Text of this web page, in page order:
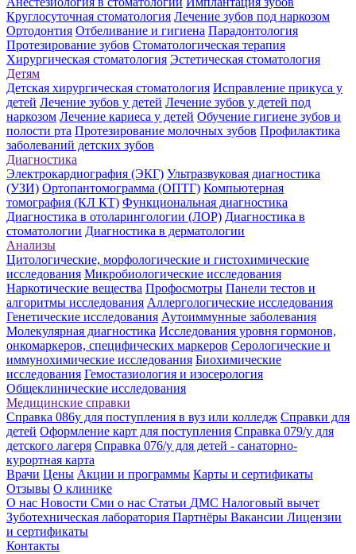
Круглосуточная стоматология Лечение зубов под наркозом
Ортодонтия Отбеливание и гигиена Парадонтология
Протезирование зубов Стоматологическая терапия
Хирургическая стоматология Эстетическая стоматология
Детям
Детская хирургическая стоматология Исправление прикуса у
детей Лечение зубов у детей Лечение зубов у детей под
наркозом Лечение кариеса у детей Обучение гигиене зубов и
полости рта Протезирование молочных зубов Профилактика
заболеваний детских зубов
Диагностика
Электрокардиография (ЭКГ) Ультразвуковая диагностика
(УЗИ) Ортопантомограмма (ОПТГ) Компьютерная
томография (КЛ КТ) Функциональная диагностика
Диагностика в отоларингологии (ЛОР) Диагностика в
стоматологии Диагностика в дерматологии
Анализы
Цитологические, морфологические и гистохимические
исследования Микробиологические исследования
Наркотические вещества Профосмотры Панели тестов и
алгоритмы исследования Аллергологические исследования
Генетические исследования Аутоиммунные заболевания
Молекулярная диагностика Исследования уровня гормонов,
онкомаркеров, специфических маркеров Серологические и
иммунохимические исследования Биохимические
исследования Гемостазиология и изосерология
Общеклинические исследования
Медицинские справки
Справка 086у для поступления в вуз или колледж Справки для
детей Оформление карт для поступления Справка 079/у для
детского лагеря Справка 076/у для детей - санаторно-
курортная карта
Врачи Цены Акции и программы Карты и сертификаты
Отзывы О клинике
О нас Новости Сми о нас Статьи ДМС Налоговый вычет
Зуботехническая лаборатория Партнёры Вакансии Лицензии
и сертификаты
Контакты